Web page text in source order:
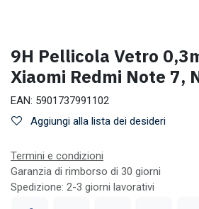
9H Pellicola Vetro
Xiaomi Redmi Note 7,
EAN: 5901737991102
Aggiungi alla lista dei desideri
Termini e condizioni
Garanzia di rimborso di 30 giorni
Spedizione: 2-3 giorni lavorativi